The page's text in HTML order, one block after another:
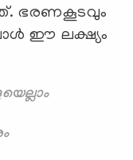
ഭരണകൂടവും
ഈ ലക്ഷ്യം